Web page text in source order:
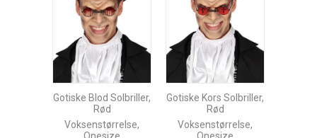
Gotiske Blod Solbriller,
Rød
Voksenstørrelse,
Gotiske Kors Solbriller,
Rød
Voksenstørrelse,